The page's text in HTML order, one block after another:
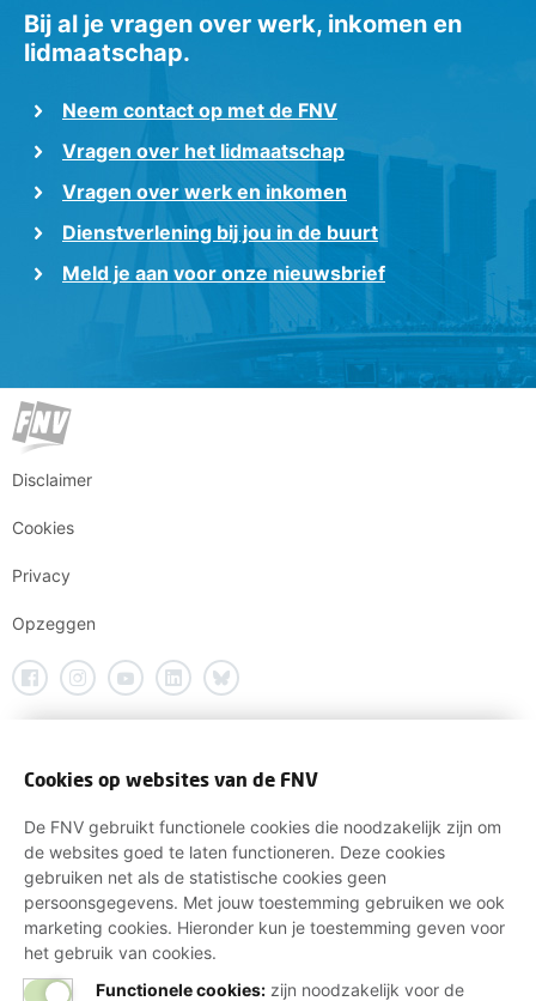
Bij al je vragen over werk, inkomen en
lidmaatschap.
Neem contact op met de FNV
Vragen over het lidmaatschap
Vragen over werk en inkomen
Dienstverlening bij jou in de buurt
Meld je aan voor onze nieuwsbrief
Disclaimer
Cookies
Privacy
Opzeggen
Cookies op websites van de FNV
De FNV gebruikt functionele cookies die noodzakelijk zijn om
de websites goed te laten functioneren. Deze cookies
gebruiken net als de statistische cookies geen
persoonsgegevens. Met jouw toestemming gebruiken we ook
marketing cookies. Hieronder kun je toestemming geven voor
het gebruik van cookies.
Functionele cookies: zijn noodzakelijk voor de